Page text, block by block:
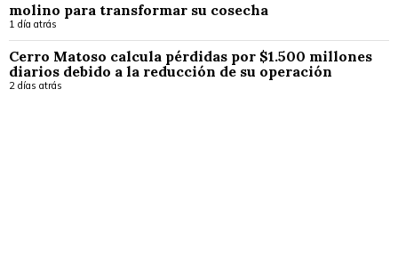
molino para transformar su cosecha
1 día atrás
Cerro Matoso calcula pérdidas por $1.500 millones
diarios debido a la reducción de su operación
2 días atrás